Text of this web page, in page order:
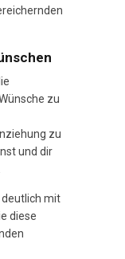
zu
zu
und dir
deutlich mit
diese